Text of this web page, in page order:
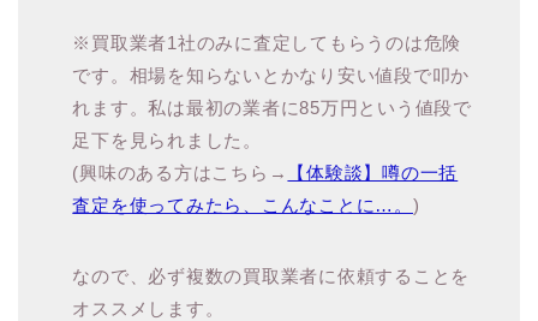
※買取業者1社のみに査定してもらうのは危険
です。相場を知らないとかなり安い値段で叩か
れます。私は最初の業者に85万円という値段で
足下を見られました。
(興味のある方はこちら→
【体験談】噂の一括
査定を使ってみたら、こんなことに…。 )
なので、必ず複数の買取業者に依頼することを
オススメします。